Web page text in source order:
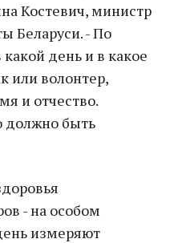
Костевич, министр
Беларуси. - По
день и в какое
или волонтер,
и отчество.
должно быть
- на особом
измеряют